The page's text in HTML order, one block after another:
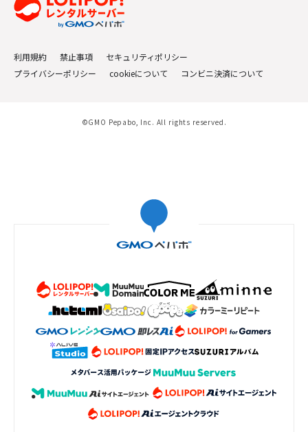
利用規約 禁止事項
セキュリティポリシー
プライバシーポリシー
cookieについて コンビニ決済について
©GMO Pepabo, Inc. All rights reserved.